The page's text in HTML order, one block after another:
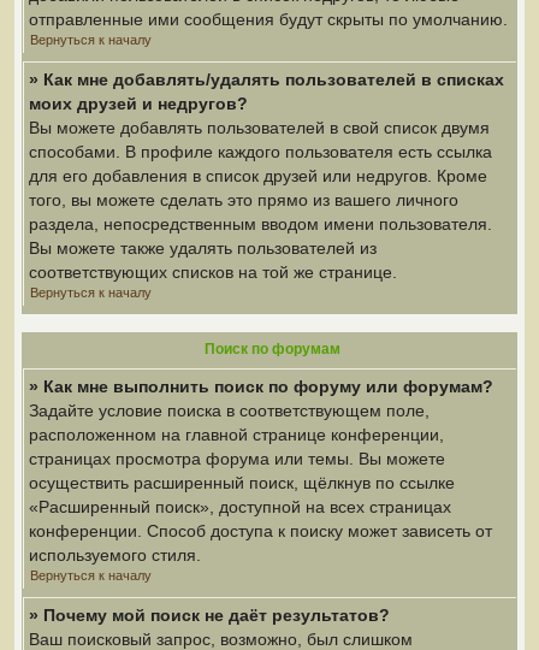
отправленные ими сообщения будут скрыты по умолчанию.
Вернуться к началу
» Как мне добавлять/удалять пользователей в списках
моих друзей и недругов?
Вы можете добавлять пользователей в свой список двумя
способами. В профиле каждого пользователя есть ссылка
для его добавления в список друзей или недругов. Кроме
того, вы можете сделать это прямо из вашего личного
раздела, непосредственным вводом имени пользователя.
Вы можете также удалять пользователей из
соответствующих списков на той же странице.
Вернуться к началу
Поиск по форумам
» Как мне выполнить поиск по форуму или форумам?
Задайте условие поиска в соответствующем поле,
расположенном на главной странице конференции,
страницах просмотра форума или темы. Вы можете
осуществить расширенный поиск, щёлкнув по ссылке
«Расширенный поиск», доступной на всех страницах
конференции. Способ доступа к поиску может зависеть от
используемого стиля.
Вернуться к началу
» Почему мой поиск не даёт результатов?
Ваш поисковый запрос, возможно, был слишком